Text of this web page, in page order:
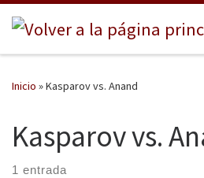
Saltar al contenido
Inicio »Kasparov vs. Anand
Kasparov vs.
1 entrada